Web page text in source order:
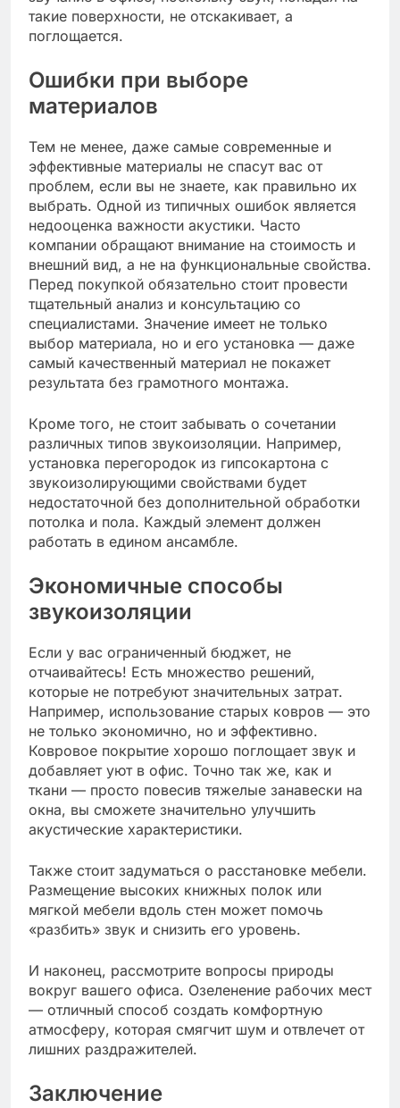
такие поверхности, не отскакивает, а
поглощается.
Ошибки при выборе
материалов
Тем не менее, даже самые современные и
эффективные материалы не спасут вас от
проблем, если вы не знаете, как правильно их
выбрать. Одной из типичных ошибок является
недооценка важности акустики. Часто
компании обращают внимание на стоимость и
внешний вид, а не на функциональные свойства.
Перед покупкой обязательно стоит провести
тщательный анализ и консультацию со
специалистами. Значение имеет не только
выбор материала, но и его установка — даже
самый качественный материал не покажет
результата без грамотного монтажа.
Кроме того, не стоит забывать о сочетании
различных типов звукоизоляции. Например,
установка перегородок из гипсокартона с
звукоизолирующими свойствами будет
недостаточной без дополнительной обработки
потолка и пола. Каждый элемент должен
работать в едином ансамбле.
Экономичные способы
звукоизоляции
Если у вас ограниченный бюджет, не
отчаивайтесь! Есть множество решений,
которые не потребуют значительных затрат.
Например, использование старых ковров — это
не только экономично, но и эффективно.
Ковровое покрытие хорошо поглощает звук и
добавляет уют в офис. Точно так же, как и
ткани — просто повесив тяжелые занавески на
окна, вы сможете значительно улучшить
акустические характеристики.
Также стоит задуматься о расстановке мебели.
Размещение высоких книжных полок или
мягкой мебели вдоль стен может помочь
«разбить» звук и снизить его уровень.
И наконец, рассмотрите вопросы природы
вокруг вашего офиса. Озеленение рабочих мест
— отличный способ создать комфортную
атмосферу, которая смягчит шум и отвлечет от
лишних раздражителей.
Заключение